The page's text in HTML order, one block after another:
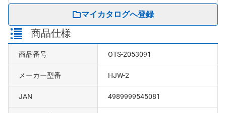
マイカタログへ登録
商品仕様
商品番号 OTS-2053091
メーカー型番 HJW-2
JAN 4989999545081